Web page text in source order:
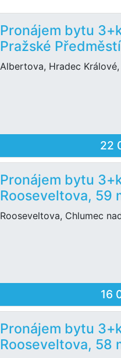
Pronájem bytu
Pražské
Albertova, Hradec
22
Pronájem bytu
Rooseveltova, 59
Rooseveltova, Chlumec
16
Pronájem bytu
Rooseveltova, 58